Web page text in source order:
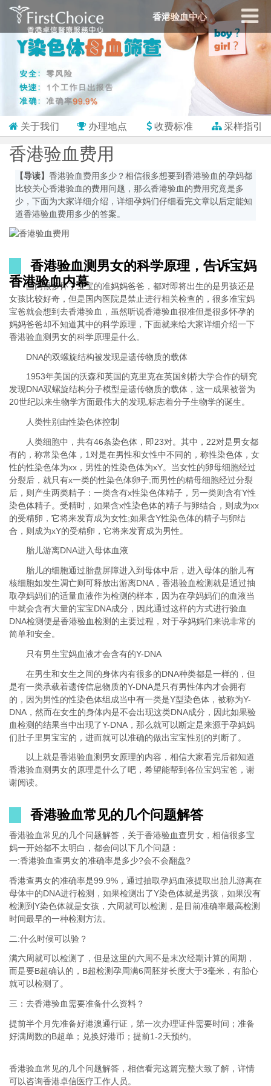
香港验血中心
关于我们 办理地点 收费标准 采样指引
香港验血费用
【导读】 香港验血费用多少？相信很多想要到香港验血的孕妈都
比较关心香港验血的费用问题，那么香港验血的费用究竟是多
少，下面为大家详细介绍，详细孕妈们仔细看完文章以后定能知
道香港验血费用多少的答案。
香港验血测男女的科学原理，告诉宝妈
香港验血内幕
国内很多怀了宝宝的准妈妈爸爸，都对即将出生的是男孩还是
女孩比较好奇，但是国内医院是禁止进行相关检查的，很多准宝妈
宝爸就会想到去香港验血，虽然听说香港验血很准但是很多怀孕的
妈妈爸爸却不知道其中的科学原理，下面就来给大家详细介绍一下
香港验血测男女的科学原理是什么。
DNA的双螺旋结构被发现是遗传物质的载体
1953年美国的沃森和英国的克里克在英国剑桥大学合作的研究
发现DNA双螺旋结构分子模型是遗传物质的载体，这一成果被誉为
20世纪以来生物学方面最伟大的发现,标志着分子生物学的诞生。
人类性别由性染色体控制
人类细胞中，共有46条染色体，即23对。其中，22对是男女都
有的，称常染色体，1对是在男性和女性中不同的，称性染色体，女
性的性染色体为xx，男性的性染色体为xY。当女性的卵母细胞经过
分裂后，就只有x一类的性染色体卵子;而男性的精母细胞经过分裂
后，则产生两类精子：一类含有x性染色体精子，另一类则含有Y性
染色体精子。受精时，如果含x性染色体的精子与卵结合，则成为xx
的受精卵，它将来发育成为女性;如果含Y性染色体的精子与卵结
合，则成为xY的受精卵，它将来发育成为男性。
胎儿游离DNA进入母体血液
胎儿的细胞通过胎盘屏障进入到母体中后，进入母体的胎儿有
核细胞如发生凋亡则可释放出游离DNA，香港验血检测就是通过抽
取孕妈妈们的适量血液作为检测的样本，因为在孕妈妈们的血液当
中就会含有大量的宝宝DNA成分，因此通过这样的方式进行验血
DNA检测便是香港验血检测的主要过程，对于孕妈妈们来说非常的
简单和安全。
只有男生宝妈血液才会含有的Y-DNA
在男生和女生之间的身体内有很多的DNA种类都是一样的，但
是有一类承载着遗传信息物质的Y-DNA是只有男性体内才会拥有
的，因为男性的性染色体组成当中有一类是Y型染色体，被称为Y-
DNA，然而在女生的身体内是不会出现这类DNA成分，因此如果验
血检测的结果当中出现了Y-DNA，那么就可以断定是来源于孕妈妈
们肚子里男宝宝的，进而就可以准确的做出宝宝性别的判断了。
以上就是香港验血测男女原理的内容，相信大家看完后都知道
香港验血测男女的原理是什么了吧，希望能帮到各位宝妈宝爸，谢
谢阅读。
香港验血常见的几个问题解答
香港验血常见的几个问题解答，关于香港验血查男女，相信很多宝
妈一开始都不太明白，都会问以下几个问题：
一:香港验血查男女的准确率是多少?会不会翻盘?
香港查男女的准确率是99.9%，通过抽取孕妈血液提取出胎儿游离在
母体中的DNA进行检测，如果检测出了Y染色体就是男孩，如果没有
检测到Y染色体就是女孩，六周就可以检测，是目前准确率最高检测
时间最早的一种检测方法。
二:什么时候可以验？
满六周就可以检测了，但是这里的六周不是末次经期计算的周期，
而是要B超确认的，B超检测孕周满6周胚芽长度大于3毫米，有胎心
就可以检测了。
三：去香港验血需要准备什么资料？
提前半个月先准备好港澳通行证，第一次办理证件需要时间；准备
好满周数的B超单；兑换好港币；提前1-2天预约。
香港验血常见的几个问题解答，相信看完这篇完整大致了解，详情
可以咨询香港卓信医疗工作人员。